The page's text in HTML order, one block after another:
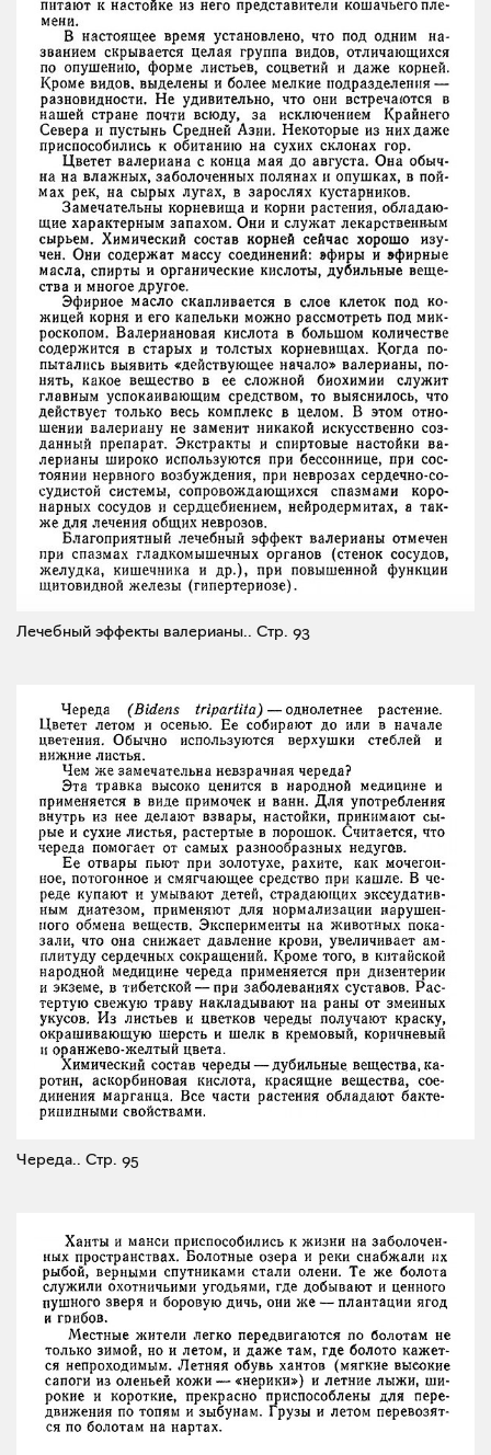
Лечебный эффекты валерианы.. Стр. 93
Череда.. Стр. 95